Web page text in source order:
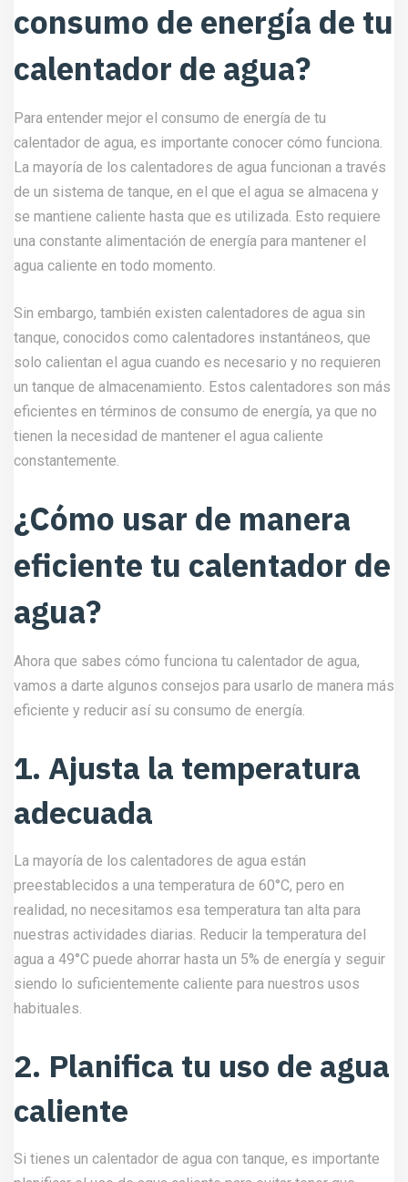
consumo de energía de tu
calentador de agua?
Para entender mejor el consumo de energía de tu
calentador de agua, es importante conocer cómo funciona.
La mayoría de los calentadores de agua funcionan a través
de un sistema de tanque, en el que el agua se almacena y
se mantiene caliente hasta que es utilizada. Esto requiere
una constante alimentación de energía para mantener el
agua caliente en todo momento.
Sin embargo, también existen calentadores de agua sin
tanque, conocidos como calentadores instantáneos, que
solo calientan el agua cuando es necesario y no requieren
un tanque de almacenamiento. Estos calentadores son más
eficientes en términos de consumo de energía, ya que no
tienen la necesidad de mantener el agua caliente
constantemente.
¿Cómo usar de manera
eficiente tu calentador de
agua?
Ahora que sabes cómo funciona tu calentador de agua,
vamos a darte algunos consejos para usarlo de manera más
eficiente y reducir así su consumo de energía.
1. Ajusta la temperatura
adecuada
La mayoría de los calentadores de agua están
preestablecidos a una temperatura de 60°C, pero en
realidad, no necesitamos esa temperatura tan alta para
nuestras actividades diarias. Reducir la temperatura del
agua a 49°C puede ahorrar hasta un 5% de energía y seguir
siendo lo suficientemente caliente para nuestros usos
habituales.
2. Planifica tu uso de agua
caliente
Si tienes un calentador de agua con tanque, es importante